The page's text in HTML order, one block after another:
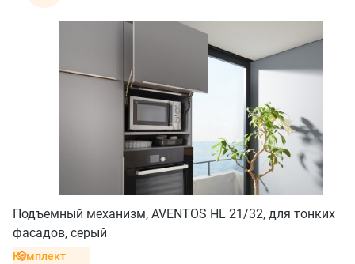
Подъемный механизм, AVENTOS HL 21/32, для тонких
фасадов, серый
Комплект